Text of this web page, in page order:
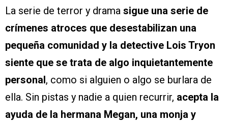
La serie de terror y drama sigue una serie de
crímenes atroces que desestabilizan una
pequeña comunidad y la detective Lois Tryon
siente que se trata de algo inquietantemente
personal , como si alguien o algo se burlara de
ella. Sin pistas y nadie a quien recurrir, acepta la
ayuda de la hermana Megan, una monja y